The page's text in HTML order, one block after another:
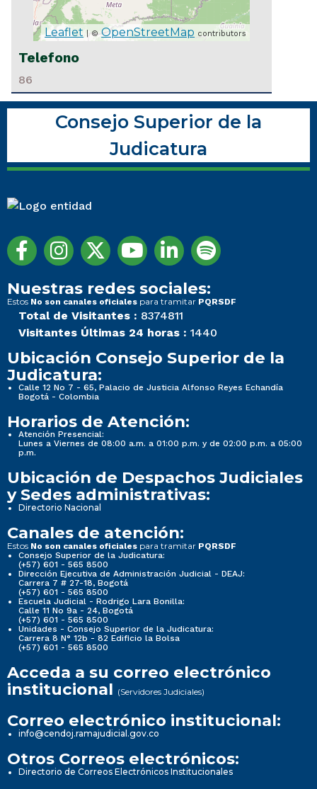
Leaflet | ©OpenStreetMap contributors
Telefono
86
Consejo Superior de la
Judicatura
Nuestras redes sociales:
Estos No son canales oficiales para tramitar PQRSDF
Total de Visitantes : 8374811
Visitantes Últimas 24 horas : 1440
Ubicación Consejo Superior de la
Judicatura:
Calle 12 No 7 - 65, Palacio de Justicia Alfonso Reyes Echandía
Bogotá - Colombia
Horarios de Atención:
Atención Presencial:
Lunes a Viernes de 08:00 a.m. a 01:00 p.m. y de 02:00 p.m. a 05:00
p.m.
Ubicación de Despachos Judiciales
y Sedes administrativas:
Directorio Nacional
Canales de atención:
Estos No son canales oficiales para tramitar PQRSDF
Consejo Superior de la Judicatura:
(+57) 601 - 565 8500
Dirección Ejecutiva de Administración Judicial - DEAJ:
Carrera 7 # 27-18, Bogotá
(+57) 601 - 565 8500
Escuela Judicial - Rodrigo Lara Bonilla:
Calle 11 No 9a - 24, Bogotá
(+57) 601 - 565 8500
Unidades - Consejo Superior de la Judicatura:
Carrera 8 N° 12b - 82 Edificio la Bolsa
(+57) 601 - 565 8500
Acceda a su correo electrónico
institucional (Servidores Judiciales)
Correo electrónico institucional:
info@cendoj.ramajudicial.gov.co
Otros Correos electrónicos:
Directorio de Correos Electrónicos Institucionales